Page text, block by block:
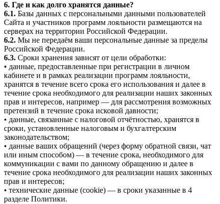
6. Где и как долго хранятся данные?
6.1. Базы данных с персональными данными пользователей
Сайта и участников программ лояльности размещаются на
серверах на территории Российской Федерации.
6.2. Мы не передаём ваши персональные данные за пределы
Российской Федерации.
6.3. Сроки хранения зависят от цели обработки:
• данные, предоставленные при регистрации в личном
кабинете и в рамках реализации программ лояльности,
хранятся в течение всего срока его использования и далее в
течение срока необходимого для реализации наших законных
прав и интересов, например — для рассмотрения возможных
претензий в течение срока исковой давности;
• данные, связанные с налоговой отчётностью, хранятся в
сроки, установленные налоговым и бухгалтерским
законодательством;
• данные ваших обращений (через форму обратной связи, чат
или иным способом) — в течение срока, необходимого для
коммуникации с вами по данному обращению и далее в
течение срока необходимого для реализации наших законных
прав и интересов;
• технические данные (cookie) — в сроки указанные в 4
разделе Политики.